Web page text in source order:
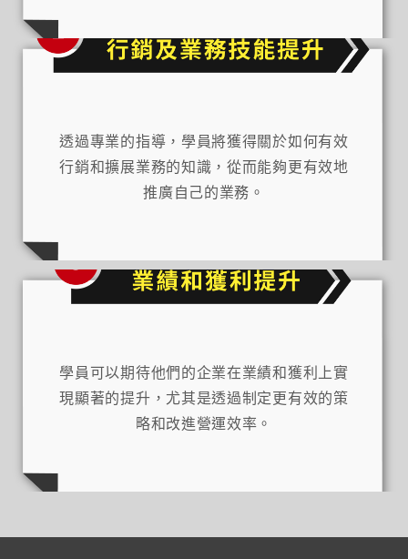
透過專業的指導，學員將獲得關於如何有效
行銷和擴展業務的知識，從而能夠更有效地
推廣自己的業務。
學員可以期待他們的企業在業績和獲利上實
現顯著的提升，尤其是透過制定更有效的策
略和改進營運效率。